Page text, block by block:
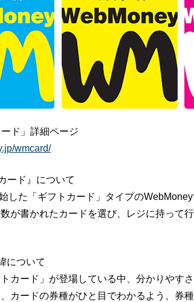
ド」詳細ページ
wmcard/
ード』について
した「ギフトカード」タイプの
が書かれたカードを選び、レジに持って
について
カード」が登場している中、分かりやす
カードの券種がひと目でわかるよう、券